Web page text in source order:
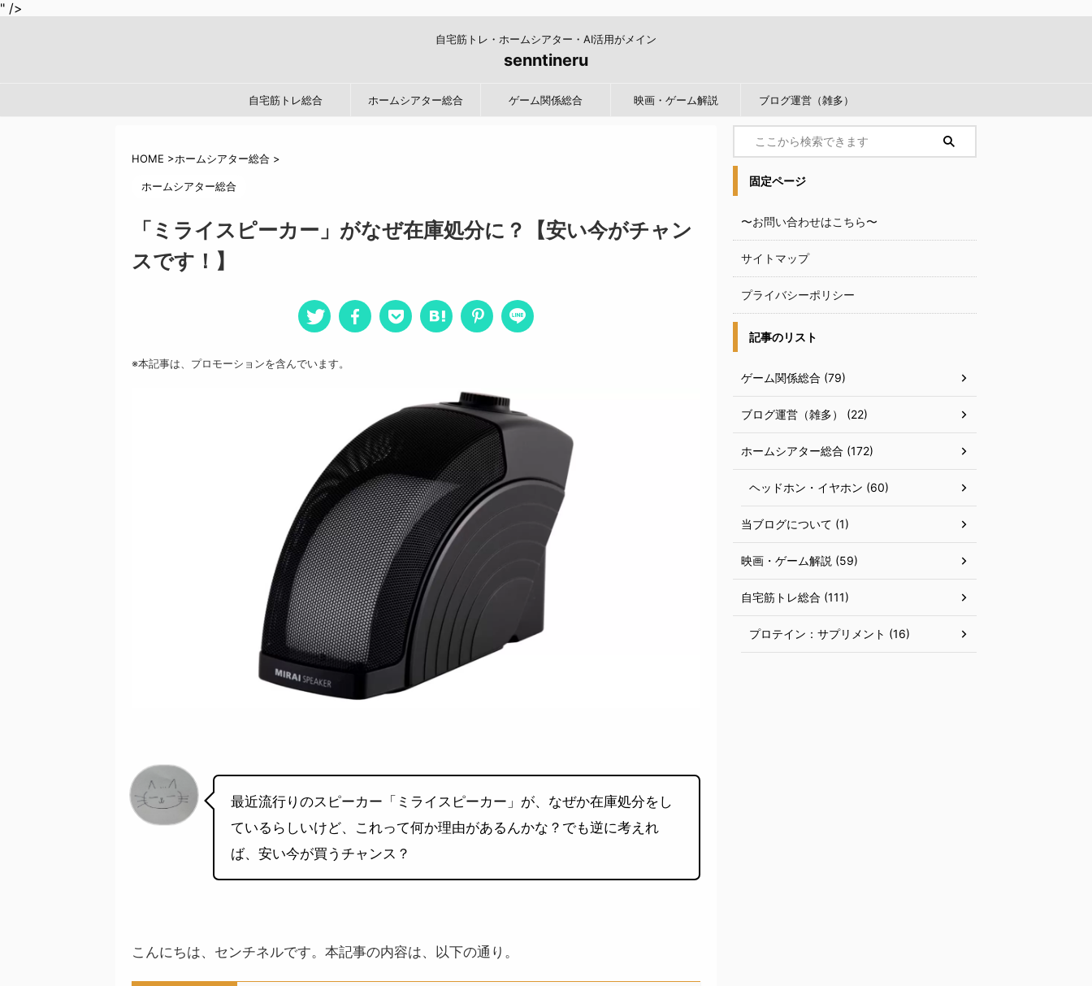
" />
自宅筋トレ・ホームシアター・AI活用がメイン
senntineru
自宅筋トレ総合 ホームシアター総合 ゲーム関係総合 映画・ゲーム解説 ブログ運営（雑多）
HOME >ホームシアター総合 >
ホームシアター総合
「ミライスピーカー」がなぜ在庫処分に？【安い今がチャン
スです！】
※本記事は、プロモーションを含んでいます。
最近流行りのスピーカー「ミライスピーカー」が、なぜか在庫処分をし
ているらしいけど、これって何か理由があるんかな？でも逆に考えれ
ば、安い今が買うチャンス？
こんにちは、センチネルです。本記事の内容は、以下の通り。
固定ページ
〜お問い合わせはこちら〜
サイトマップ
プライバシーポリシー
記事のリスト
ゲーム関係総合 (79)
ブログ運営（雑多） (22)
ホームシアター総合 (172)
ヘッドホン・イヤホン (60)
当ブログについて (1)
映画・ゲーム解説 (59)
自宅筋トレ総合 (111)
プロテイン：サプリメント (16)